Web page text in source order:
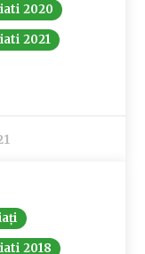
2020
2021
2018